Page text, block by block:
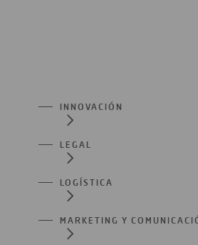
INNOVACIÓN
LEGAL
LOGÍSTICA
MARKETING Y